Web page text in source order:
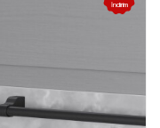
İndirim